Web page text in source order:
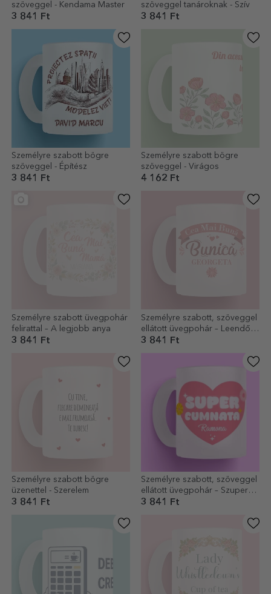
szöveggel - Kendama Master
3 841 Ft
szöveggel tanároknak - Szív
3 841 Ft
Személyre szabott bögre
szöveggel - Építész
3 841 Ft
Személyre szabott bögre
szöveggel - Virágos
4 162 Ft
Személyre szabott üvegpohár
felirattal – A legjobb anya
3 841 Ft
Személyre szabott, szöveggel
ellátott üvegpohár – Leendő
nagymama ÚJ
3 841 Ft
Személyre szabott bögre
üzenettel - Szerelem
3 841 Ft
Személyre szabott, szöveggel
ellátott üvegpohár – Szuper
sógornő
3 841 Ft